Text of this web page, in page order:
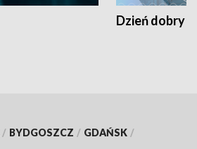
Dzień dobry
/ BYDGOSZCZ / GDAŃSK /